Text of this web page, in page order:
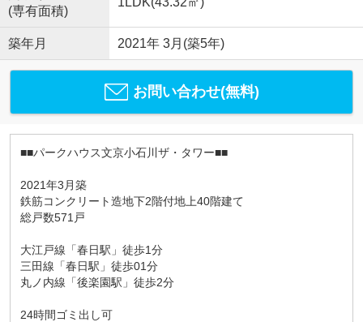
(専有面積)
築年月 2021年 3月(築5年)
お問い合わせ(無料)
■■パークハウス文京小石川ザ・タワー■■
2021年3月築
鉄筋コンクリート造地下2階付地上40階建て
総戸数571戸
大江戸線「春日駅」徒歩1分
三田線「春日駅」徒歩01分
丸ノ内線「後楽園駅」徒歩2分
24時間ゴミ出し可